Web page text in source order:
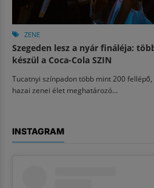
ZENE
Szegeden lesz a nyár fináléja:
készül a Coca-Cola SZIN
Tucatnyi színpadon több mint 200
hazai zenei élet meghatározó...
INSTAGRAM